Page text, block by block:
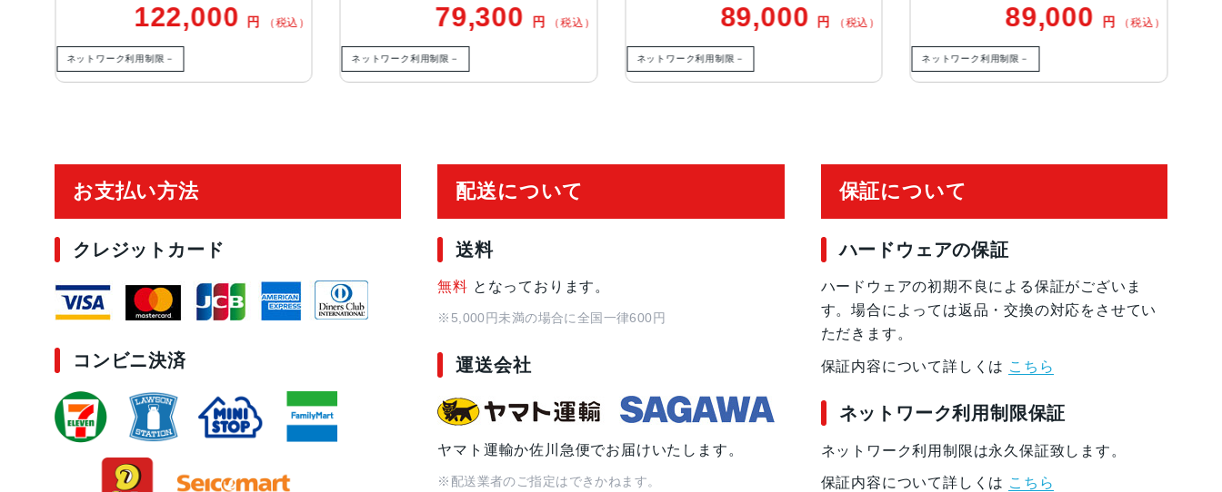
生体認証
122,000円 （税込）
トワーク利用制限－
79,300円 （税込）
ネットワーク利用制限－
89,000円 （税込）
ネットワーク利用制限－
89,000円 （税込）
ネットワーク利用制限－
お支払い方法
クレジットカード
コンビニ決済
配送について
送料
無料 となっております。
※5,000円未満の場合に全国一律600円
運送会社
ヤマト運輸か佐川急便でお届けいたします。
※配送業者のご指定はできかねます。
保証について
ハードウェアの保証
ハードウェアの初期不良による保証がございま
す。場合によっては返品・交換の対応をさせてい
ただきます。
保証内容について詳しくは こちら
ネットワーク利用制限保証
ネットワーク利用制限は永久保証致します。
保証内容について詳しくは こちら